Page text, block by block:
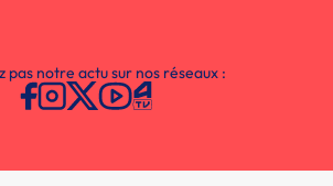
pas notre actu sur nos réseaux :